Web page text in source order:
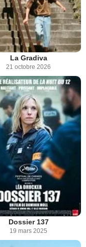
La Gradiva
21 octobre 2026
Dossier 137
19 mars 2025